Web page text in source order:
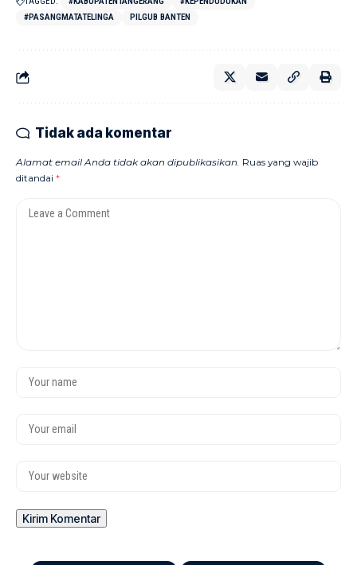
#PASANGMATATELINGA
PILGUB BANTEN
Tidak ada komentar
Alamat email Anda tidak akan dipublikasikan. Ruas yang wajib
ditandai *